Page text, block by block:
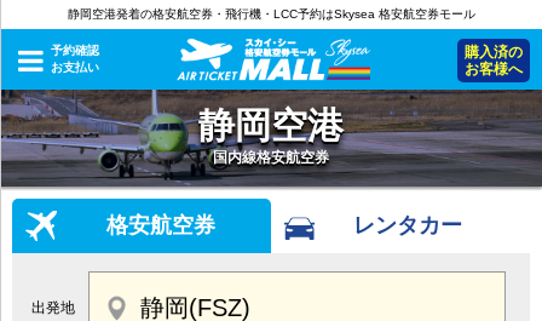
静岡空港発着の格安航空券・飛行機・LCC予約はSkysea 格安航空券モール
予約確認
お支払い
購入済の
お客様へ
静岡空港
国内線格安航空券
格安航空券 レンタカー
出発地